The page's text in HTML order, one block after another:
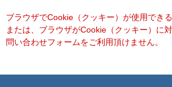
文
へ
ブラウザでCookie（クッキー）が使用でき
または、ブラウザがCookie（クッキー）に
問い合わせフォームをご利用頂けません。